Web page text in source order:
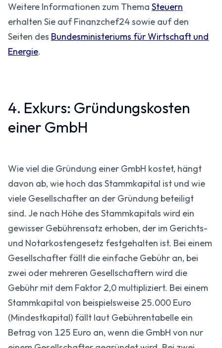
Weitere Informationen zum Thema Steuern
erhalten Sie auf Finanzchef24 sowie auf den
Seiten des Bundesministeriums für Wirtschaft und
Energie.
4. Exkurs: Gründungskosten
einer GmbH
Wie viel die Gründung einer GmbH kostet, hängt
davon ab, wie hoch das Stammkapital ist und wie
viele Gesellschafter an der Gründung beteiligt
sind. Je nach Höhe des Stammkapitals wird ein
gewisser Gebührensatz erhoben, der im Gerichts-
und Notarkostengesetz festgehalten ist. Bei einem
Gesellschafter fällt die einfache Gebühr an, bei
zwei oder mehreren Gesellschaftern wird die
Gebühr mit dem Faktor 2,0 multipliziert. Bei einem
Stammkapital von beispielsweise 25.000 Euro
(Mindestkapital) fällt laut Gebührentabelle ein
Betrag von 125 Euro an, wenn die GmbH von nur